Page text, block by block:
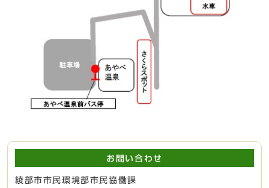
お問い合わせ
綾部市市民環境部市民協働課